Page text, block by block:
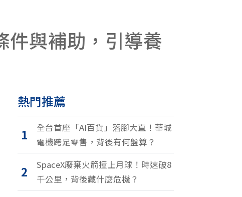
件與補助，引導養
熱門推薦
1
全台首座「AI百貨」落腳大直！華城
電機跨足零售，背後有何盤算？
2
SpaceX廢棄火箭撞上月球！時速破8
千公里，背後藏什麼危機？